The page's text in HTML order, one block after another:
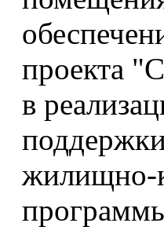
проекта
в
жилищно-